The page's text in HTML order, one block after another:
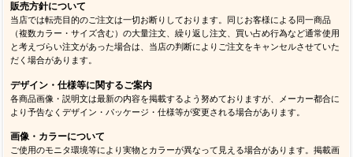
販売方針について
当店では転売目的のご注文は一切お断りしております。同じお客様による同一商品
（複数カラー・サイズ含む）の大量注文、繰り返し注文、買い占め行為など通常使用
と考えづらい注文があった場合は、当店の判断によりご注文をキャンセルさせていた
だく場合があります。
デザイン・仕様等に関するご案内
各商品画像・説明文は最新の内容を掲載するよう努めておりますが、メーカー都合に
より予告なくデザイン・パッケージ・仕様等が変更される場合があります。
画像・カラーについて
ご使用のモニタ環境等により実物とカラーが異なって見える場合があります。掲載画